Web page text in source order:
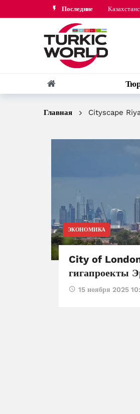
Последние
Главная Cityscape
ЭКОНОМИКА
City of London
гигапроекты
15 ноября 2025